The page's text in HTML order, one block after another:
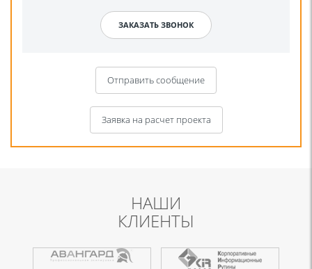
Отправить сообщение
Заявка на расчет проекта
НАШИ
КЛИЕНТЫ